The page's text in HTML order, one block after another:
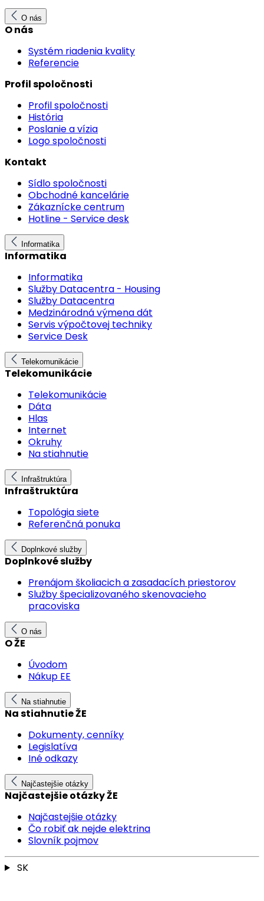
O nás
O nás
Systém riadenia kvality
Referencie
Profil spoločnosti
Profil spoločnosti
História
Poslanie a vízia
Logo spoločnosti
Kontakt
Sídlo spoločnosti
Obchodné kancelárie
Zákaznícke centrum
Hotline - Service desk
Informatika
Informatika
Informatika
Služby Datacentra - Housing
Služby Datacentra
Medzinárodná výmena dát
Servis výpočtovej techniky
Service Desk
Telekomunikácie
Telekomunikácie
Telekomunikácie
Dáta
Hlas
Internet
Okruhy
Na stiahnutie
Infraštruktúra
Infraštruktúra
Topológia siete
Referenčná ponuka
Doplnkové služby
Doplnkové služby
Prenájom školiacich a zasadacích priestorov
Služby špecializovaného skenovacieho
pracoviska
O nás
O ŽE
Úvodom
Nákup EE
Na stiahnutie
Na stiahnutie ŽE
Dokumenty, cenníky
Legislatíva
Iné odkazy
Najčastejšie otázky
Najčastejšie otázky ŽE
Najčastejšie otázky
Čo robiť ak nejde elektrina
Slovník pojmov
SK